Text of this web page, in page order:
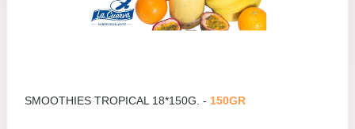
SMOOTHIES TROPICAL 18*150G. - 150GR